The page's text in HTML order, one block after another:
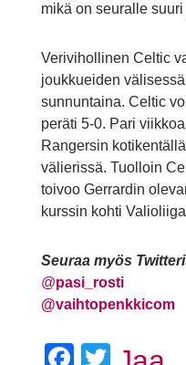
mikä on seuralle suuri
Verivihollinen Celtic
joukkueiden
sunnuntaina. Celtic
peräti 5-0. Pari
Rangersin
välierissä. Tuolloin
toivoo Gerrardin
kurssin kohti
Seuraa myös
@pasi_rosti
@vaihtopenkkicom
Facebook
Twitter